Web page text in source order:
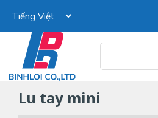
lu tay mini